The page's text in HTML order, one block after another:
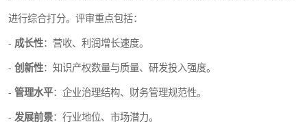
进行综合打分。评审重点包括：
- 成长性：营收、利润增长速度。
- 创新性：知识产权数量与质量、研发投入强度。
- 管理水平：企业治理结构、财务管理规范性。
- 发展前景：行业地位、市场潜力。